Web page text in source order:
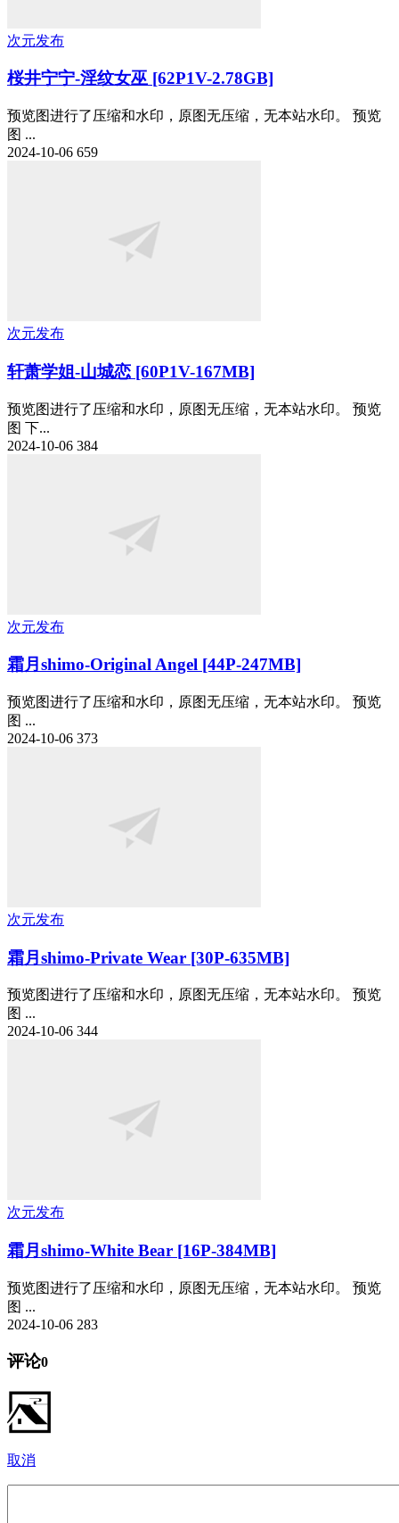
次元发布
桜井宁宁-淫纹女巫 [62P1V-2.78GB]
预览图进行了压缩和水印，原图无压缩，无本站水印。 预览
图 ...
2024-10-06 659
次元发布
轩萧学姐-山城恋 [60P1V-167MB]
预览图进行了压缩和水印，原图无压缩，无本站水印。 预览
图 下...
2024-10-06 384
次元发布
霜月shimo-Original Angel [44P-247MB]
预览图进行了压缩和水印，原图无压缩，无本站水印。 预览
图 ...
2024-10-06 373
次元发布
霜月shimo-Private Wear [30P-635MB]
预览图进行了压缩和水印，原图无压缩，无本站水印。 预览
图 ...
2024-10-06 344
次元发布
霜月shimo-White Bear [16P-384MB]
预览图进行了压缩和水印，原图无压缩，无本站水印。 预览
图 ...
2024-10-06 283
评论0
取消